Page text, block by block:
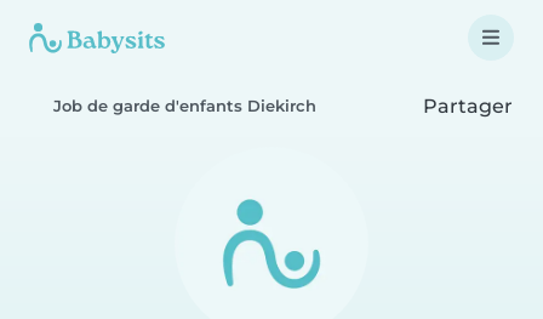
Job de garde d'enfants Diekirch Partager